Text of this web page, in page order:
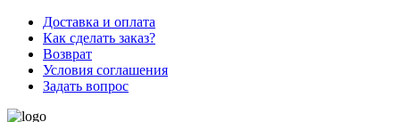
Доставка и оплата
Как сделать заказ?
Возврат
Условия соглашения
Задать вопрос